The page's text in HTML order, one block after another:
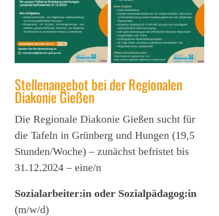
Stellenangebot bei der Regionalen
Diakonie Gießen
Die Regionale Diakonie Gießen sucht für
die Tafeln in Grünberg und Hungen (19,5
Stunden/Woche) – zunächst befristet bis
31.12.2024 – eine/n
Sozialarbeiter:in oder Sozialpädagog:in
(m/w/d)